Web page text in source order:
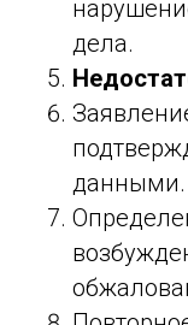
дела.
данными.